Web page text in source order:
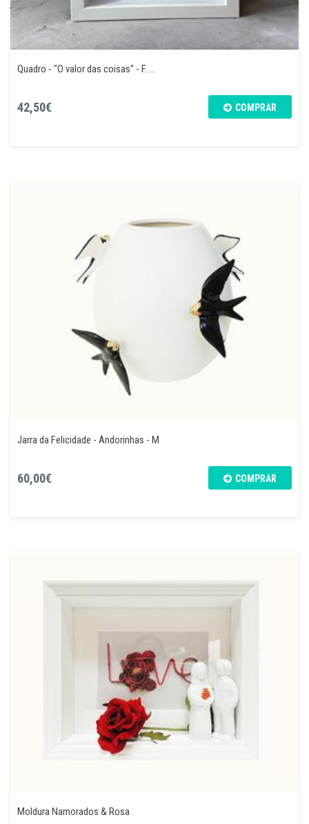
Quadro - "O valor das coisas" - F. ...
42,50€ COMPRAR
Jarra da Felicidade - Andorinhas - M
60,00€ COMPRAR
Moldura Namorados & Rosa